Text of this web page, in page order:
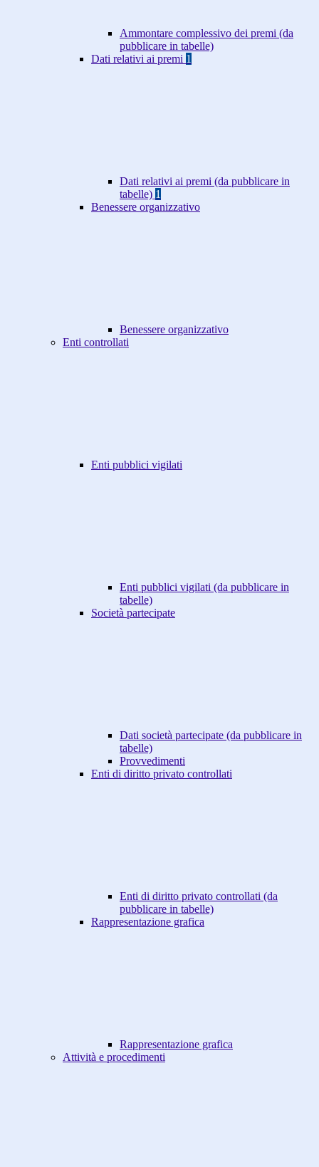
Ammontare complessivo dei premi (da
pubblicare in tabelle)
Dati relativi ai premi 1
Dati relativi ai premi (da pubblicare in
tabelle) 1
Benessere organizzativo
Benessere organizzativo
Enti controllati
Enti pubblici vigilati
Enti pubblici vigilati (da pubblicare in
tabelle)
Società partecipate
Dati società partecipate (da pubblicare in
tabelle)
Provvedimenti
Enti di diritto privato controllati
Enti di diritto privato controllati (da
pubblicare in tabelle)
Rappresentazione grafica
Rappresentazione grafica
Attività e procedimenti